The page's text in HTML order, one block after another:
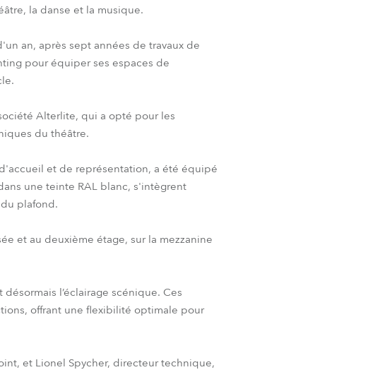
BDM
350™
la danse et la musique.
an, après sept années de travaux de
pour équiper ses espaces de
Alterlite, qui a opté pour les
du théâtre.
et de représentation, a été équipé
une teinte RAL blanc, s'intègrent
plafond.
et au deuxième étage, sur la mezzanine
l’éclairage scénique. Ces
offrant une flexibilité optimale pour
et Lionel Spycher, directeur technique,